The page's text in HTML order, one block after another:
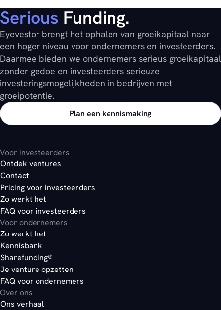
Serious Funding.
Eyevestor brengt het ophalen van groeikapitaal naar
een hoger niveau voor ondernemers en investeerders.
Daarmee bieden we ondernemers serieus groeikapitaal
zonder gedoe en investeerders serieuze
investeringsmogelijkheden in bedrijven met
groeipotentie.
Plan een kennismaking
Voor investeerders
Ontdek ventures
Contact
Pricing voor investeerders
Zo werkt het
FAQ voor investeerders
Voor ondernemers
Zo werkt het
Kennisbank
Sharefunding®
Je venture opzetten
FAQ voor ondernemers
Over ons
Ons verhaal